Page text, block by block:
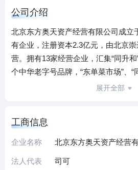
公司介绍
北京东方奥天资产经营有限公司成立
有企业，注册资本2.3亿元，由北京
营。拥有13家经营企业，汇集“同升和
个中华老字号品牌，“东单菜市场”、“
五房”4个北京市老字号品牌， 是一家
司、 北京天元升和汇祥商贸有限公司
有限公司）等多种业态的资产经营投
中心城区的区位优势、无形资产优势
展开全部
工商信息
企业名称 北京东方奥天资产经营
法人代表 司可